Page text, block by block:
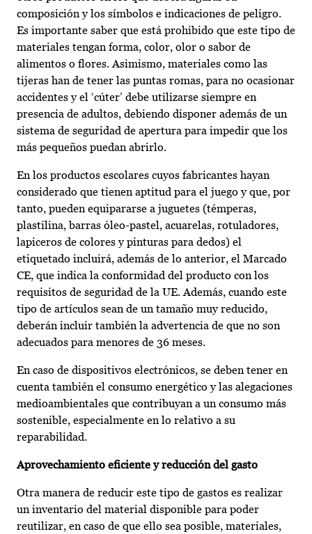
composición y los símbolos e indicaciones de peligro.
Es importante saber que está prohibido que este tipo de
materiales tengan forma, color, olor o sabor de
alimentos o flores. Asimismo, materiales como las
tijeras han de tener las puntas romas, para no ocasionar
accidentes y el ‘cúter’ debe utilizarse siempre en
presencia de adultos, debiendo disponer además de un
sistema de seguridad de apertura para impedir que los
más pequeños puedan abrirlo.
En los productos escolares cuyos fabricantes hayan
considerado que tienen aptitud para el juego y que, por
tanto, pueden equipararse a juguetes (témperas,
plastilina, barras óleo-pastel, acuarelas, rotuladores,
lapiceros de colores y pinturas para dedos) el
etiquetado incluirá, además de lo anterior, el Marcado
CE, que indica la conformidad del producto con los
requisitos de seguridad de la UE. Además, cuando este
tipo de artículos sean de un tamaño muy reducido,
deberán incluir también la advertencia de que no son
adecuados para menores de 36 meses.
En caso de dispositivos electrónicos, se deben tener en
cuenta también el consumo energético y las alegaciones
medioambientales que contribuyan a un consumo más
sostenible, especialmente en lo relativo a su
reparabilidad.
Aprovechamiento eficiente y reducción del gasto
Otra manera de reducir este tipo de gastos es realizar
un inventario del material disponible para poder
reutilizar, en caso de que ello sea posible, materiales,